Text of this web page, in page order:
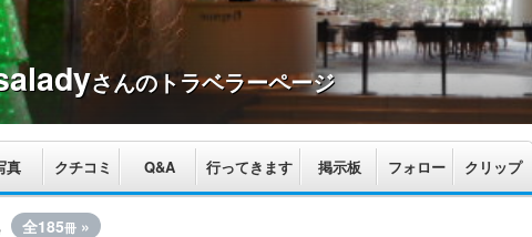
さんのトラベラーページ
真 クチコミ Q&A 行ってきます 掲示板 フォロー クリップ
全185冊 »